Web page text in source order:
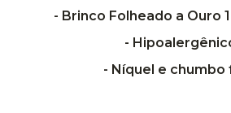
- Brinco Folheado a Ouro
-
- Níquel e chumbo